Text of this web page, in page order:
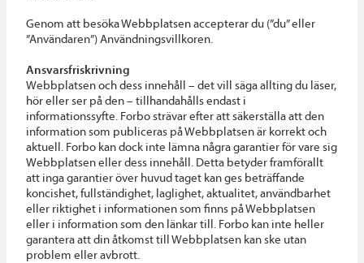
Genom att besöka Webbplatsen accepterar du (”du” eller
”Användaren”) Användningsvillkoren.
Ansvarsfriskrivning
Webbplatsen och dess innehåll – det vill säga allting du läser,
hör eller ser på den – tillhandahålls endast i
informationssyfte. Forbo strävar efter att säkerställa att den
information som publiceras på Webbplatsen är korrekt och
aktuell. Forbo kan dock inte lämna några garantier för vare sig
Webbplatsen eller dess innehåll. Detta betyder framförallt
att inga garantier över huvud taget kan ges beträffande
koncishet, fullständighet, laglighet, aktualitet, användbarhet
eller riktighet i informationen som finns på Webbplatsen
eller i information som den länkar till. Forbo kan inte heller
garantera att din åtkomst till Webbplatsen kan ske utan
problem eller avbrott.